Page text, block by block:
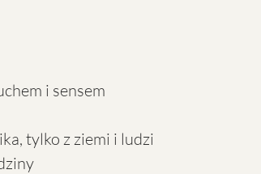
i sensem
tylko z ziemi i ludzi